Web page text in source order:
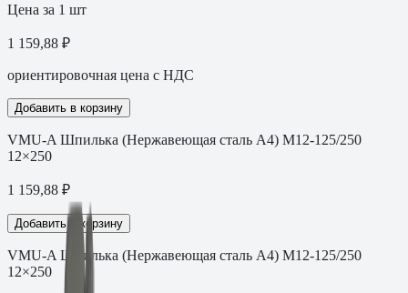
Цена за 1 шт
1 159,88 ₽
ориентировочная цена с НДС
Добавить в корзину
VMU-A Шпилька (Нержавеющая сталь A4) M12-125/250
12×250
1 159,88 ₽
Добавить в корзину
VMU-A Шпилька (Нержавеющая сталь A4) M12-125/250
12×250